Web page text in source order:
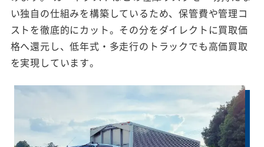
い独自の仕組みを構築しているため、保管費や管理コ
ストを徹底的にカット。その分をダイレクトに買取価
格へ還元し、低年式・多走行のトラックでも高価買取
を実現しています。